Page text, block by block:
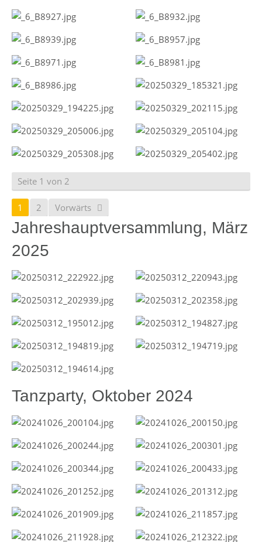
Seite 1 von 2
1 2 Vorwärts
Jahreshauptversammlung, März
2025
Tanzparty, Oktober 2024